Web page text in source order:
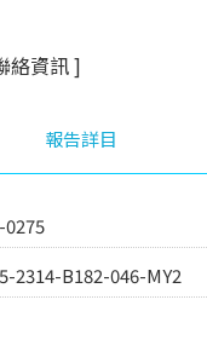
絡資訊]
報告詳目
0275
2314-B182-046-MY2